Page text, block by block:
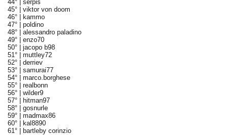
44° | serpis
45° | viktor von doom
46° |
kammo
47° | poldino
48° | alessandro paladino
49° | enzo70
50° | jacopo b98
51° | muttley72
52° | derriev
53° | samurai77
54° | marco.borghese
55° | realbonn
56° | wilder9
57° |
hitman97
58° | gosnurle
59° | madmax86
60° |
kal8890
61° |
bartleby corinzio